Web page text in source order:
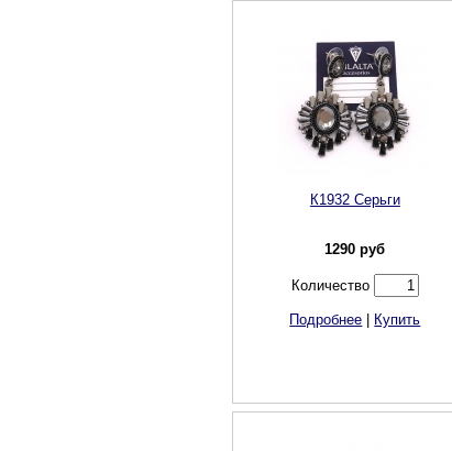
К1932 Серьги
1290 руб
Количество
Подробнее Купить